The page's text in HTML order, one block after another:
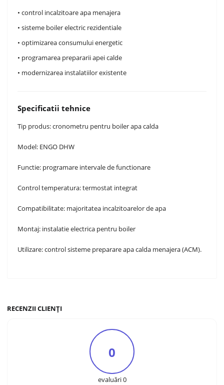
• control incalzitoare apa menajera
• sisteme boiler electric rezidentiale
• optimizarea consumului energetic
• programarea prepararii apei calde
• modernizarea instalatiilor existente
Specificatii tehnice
Tip produs: cronometru pentru boiler apa calda
Model: ENGO DHW
Functie: programare intervale de functionare
Control temperatura: termostat integrat
Compatibilitate: majoritatea incalzitoarelor de apa
Montaj: instalatie electrica pentru boiler
Utilizare: control sisteme preparare apa calda menajera (ACM).
RECENZII CLIENȚI
0
evaluări 0